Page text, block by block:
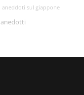
aneddoti sul giappone
anedotti